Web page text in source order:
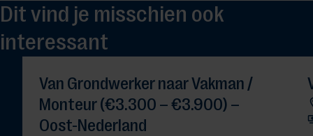
Dit vind je misschien ook
interessant
Van Grondwerker naar Vakman /
Monteur (€3.300 – €3.900) –
Oost-Nederland